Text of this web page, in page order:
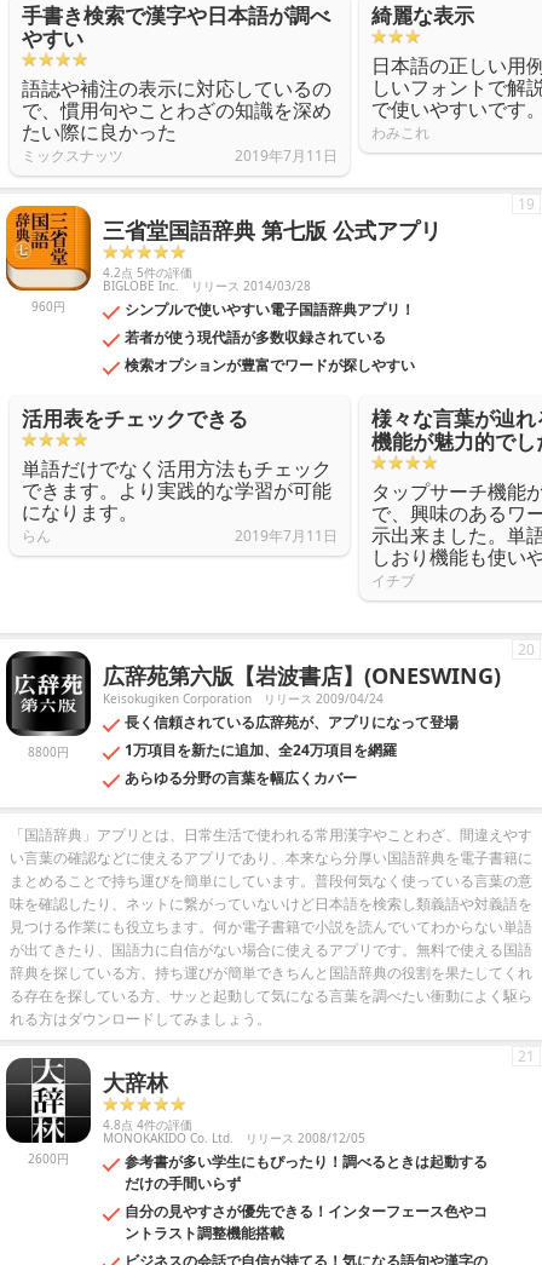
手書き検索で漢字や日本語が調べ
やすい
語誌や補注の表示に対応しているの
で、慣用句やことわざの知識を深め
たい際に良かった
ミックスナッツ 2019年7月11日
綺麗な表示
日本語の正しい用
しいフォントで解
で使いやすいです
わみこれ
960円
三省堂国語辞典 第七版 公式アプリ
4.2点 5件の評価
BIGLOBE Inc. リリース 2014/03/28
シンプルで使いやすい電子国語辞典アプリ！
若者が使う現代語が多数収録されている
検索オプションが豊富でワードが探しやすい
19
活用表をチェックできる
単語だけでなく活用方法もチェック
できます。より実践的な学習が可能
になります。
らん 2019年7月11日
様々な言葉が辿
機能が魅力的でし
タップサーチ機能
で、興味のあるワ
示出来ました。単
しおり機能も使い
イチブ
8800円
広辞苑第六版【岩波書店】(ONESWING)
Keisokugiken Corporation リリース 2009/04/24
長く信頼されている広辞苑が、アプリになって登場
1万項目を新たに追加、全24万項目を網羅
あらゆる分野の言葉を幅広くカバー
20
「国語辞典」アプリとは、日常生活で使われる常用漢字やことわざ、間違えやす
い言葉の確認などに使えるアプリであり、本来なら分厚い国語辞典を電子書籍に
まとめることで持ち運びを簡単にしています。普段何気なく使っている言葉の意
味を確認したり、ネットに繋がっていないけど日本語を検索し類義語や対義語を
見つける作業にも役立ちます。何か電子書籍で小説を読んでいてわからない単語
が出てきたり、国語力に自信がない場合に使えるアプリです。無料で使える国語
辞典を探している方、持ち運びが簡単できちんと国語辞典の役割を果たしてくれ
る存在を探している方、サッと起動して気になる言葉を調べたい衝動によく駆ら
れる方はダウンロードしてみましょう。
2600円
大辞林
4.8点 4件の評価
MONOKAKIDO Co. Ltd. リリース 2008/12/05
参考書が多い学生にもぴったり！調べるときは起動する
だけの手間いらず
自分の見やすさが優先できる！インターフェース色やコ
ントラスト調整機能搭載
ビジネスの会話で自信が持てる！気になる語句や漢字の
21